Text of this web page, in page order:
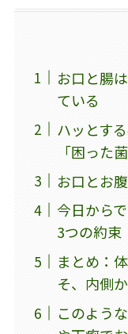
お口と腸
ている
ハッとす
「困った菌
お口とお
今日から
3つの約束
まとめ：
そ、内側
このよう